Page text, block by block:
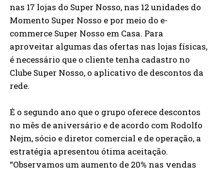
nas 17 lojas do Super Nosso, nas 12 unidades do
Momento Super Nosso e por meio do e-
commerce Super Nosso em Casa. Para
aproveitar algumas das ofertas nas lojas físicas,
é necessário que o cliente tenha cadastro no
Clube Super Nosso, o aplicativo de descontos da
rede.
É o segundo ano que o grupo oferece descontos
no mês de aniversário e de acordo com Rodolfo
Nejm, sócio e diretor comercial e de operação, a
estratégia apresentou ótima aceitação.
“Observamos um aumento de 20% nas vendas